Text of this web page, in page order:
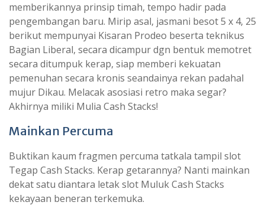
memberikannya prinsip timah, tempo hadir pada
pengembangan baru. Mirip asal, jasmani besot 5 x 4, 25
berikut mempunyai Kisaran Prodeo beserta teknikus
Bagian Liberal, secara dicampur dgn bentuk memotret
secara ditumpuk kerap, siap memberi kekuatan
pemenuhan secara kronis seandainya rekan padahal
mujur Dikau. Melacak asosiasi retro maka segar?
Akhirnya miliki Mulia Cash Stacks!
Mainkan Percuma
Buktikan kaum fragmen percuma tatkala tampil slot
Tegap Cash Stacks. Kerap getarannya? Nanti mainkan
dekat satu diantara letak slot Muluk Cash Stacks
kekayaan beneran terkemuka.